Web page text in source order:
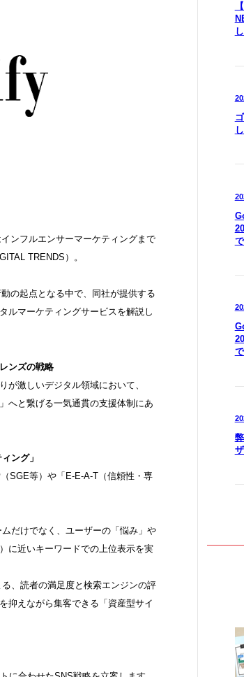
ンフルエンサーマーケティングまで
TRENDS）。
の起点となる中で、同社が提供する
ルマーケティングサービスを解説し
ンズの戦略
が激しいデジタル領域において、
へと繋げる一気通貫の支援体制にあ
ング」
SGE等）や「E-E-A-T（信頼性・専
だけでなく、ユーザーの「悩み」や
に近いキーワードでの上位表示を実
、読者の満足度と検索エンジンの評
抑えながら集客できる「資産型サイ